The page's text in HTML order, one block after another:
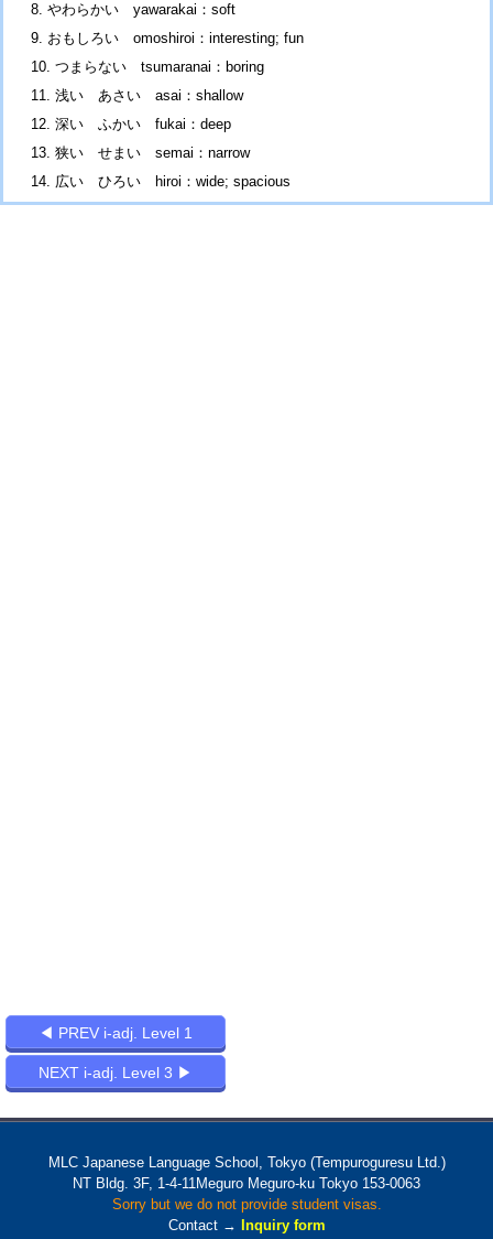
やわらかい yawarakai：soft
おもしろい omoshiroi：interesting; fun
つまらない tsumaranai：boring
浅い あさい asai：shallow
深い ふかい fukai：deep
狭い せまい semai：narrow
広い ひろい hiroi：wide; spacious
◀ PREV i-adj. Level 1
NEXT i-adj. Level 3 ▶
MLC Japanese Language School, Tokyo (Tempuroguresu Ltd.)
NT Bldg. 3F, 1-4-11Meguro Meguro-ku Tokyo 153-0063
Sorry but we do not provide student visas.
Contact →
Inquiry form